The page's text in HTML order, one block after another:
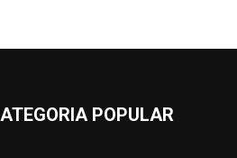
POPULAR